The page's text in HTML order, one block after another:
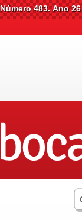
Número 483. Ano 26